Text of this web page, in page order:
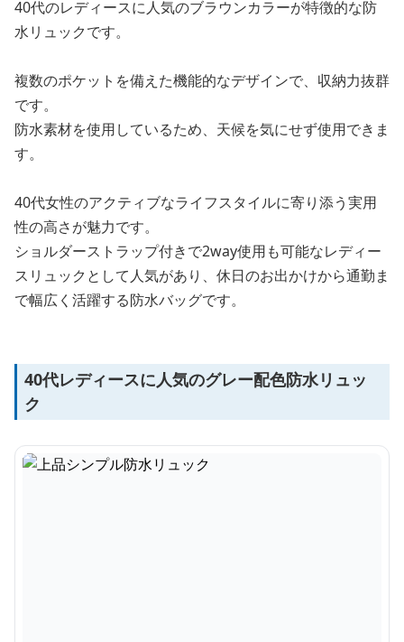
40代のレディースに人気のブラウンカラーが特徴的な防
水リュックです。
複数のポケットを備えた機能的なデザインで、収納力抜群
です。
防水素材を使用しているため、天候を気にせず使用できま
す。
40代女性のアクティブなライフスタイルに寄り添う実用
性の高さが魅力です。
ショルダーストラップ付きで2way使用も可能なレディー
スリュックとして人気があり、休日のお出かけから通勤ま
で幅広く活躍する防水バッグです。
40代レディースに人気のグレー配色防水リュッ
ク